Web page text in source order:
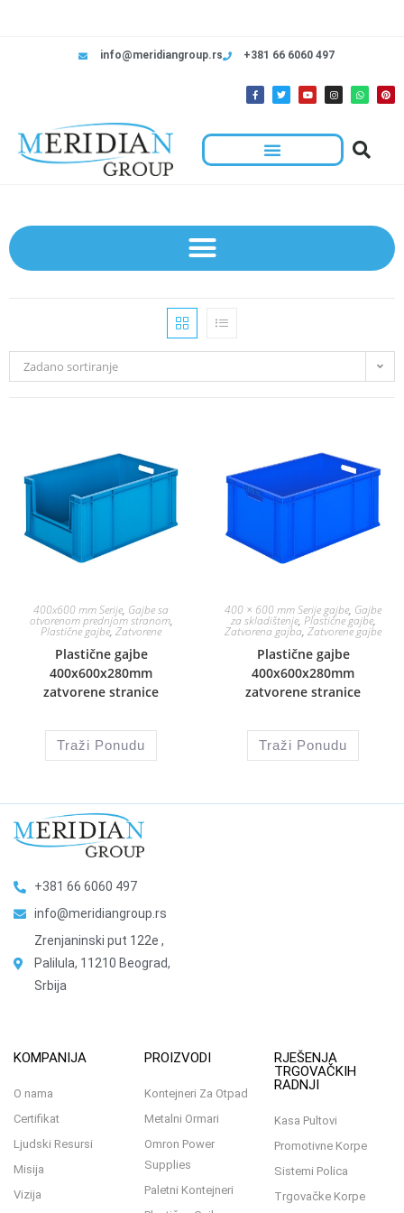
info@meridiangroup.rs +381 66 6060 497
Zadano sortiranje
400x600 mm Serije, Gajbe sa
otvorenom prednjom stranom,
Plastične gajbe, Zatvorene
Plastične gajbe
400x600x280mm
zatvorene stranice
Traži Ponudu
400 × 600 mm Serije gajbe, Gajbe
za skladištenje, Plastične gajbe,
Zatvorena gajba, Zatvorene gajbe
Plastične gajbe
400x600x280mm
zatvorene stranice
Traži Ponudu
+381 66 6060 497
info@meridiangroup.rs
Zrenjaninski put 122e ,
Palilula, 11210 Beograd,
Srbija
KOMPANIJA
O nama
Certifikat
Ljudski Resursi
Misija
Vizija
PROIZVODI
Kontejneri Za Otpad
Metalni Ormari
Omron Power
Supplies
Paletni Kontejneri
RJEŠENJA
TRGOVAČKIH
RADNJI
Kasa Pultovi
Promotivne Korpe
Sistemi Polica
Trgovačke Korpe